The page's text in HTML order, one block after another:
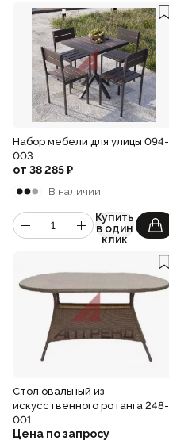
Набор мебели для улицы 094-
003
от 38 285₽
В наличии
Купить
в один
клик
Стол овальный из
искусственного ротанга 248-
001
Цена по запросу